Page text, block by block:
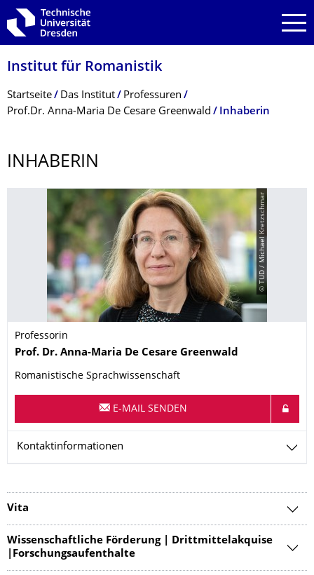
Zur Hauptnavigation springen
Zur Suche springen
Zum Inhalt springen
Institut für Romanistik
Breadcrumb-Menü
Startseite Das Institut
Professuren
Prof.Dr. Anna-Maria De Cesare Greenwald
Inhaberin
INHABERIN
© TUD / Michael Kretzschmar
Professorin
Name
Prof. Dr. Anna-Maria De Cesare Greenwald
Romanistische Sprachwissenschaft
E-MAIL SENDEN
Kontaktinformationen
Vita
Wissenschaftliche Förderung | Drittmittelakquise
|Forschungsaufenthalte